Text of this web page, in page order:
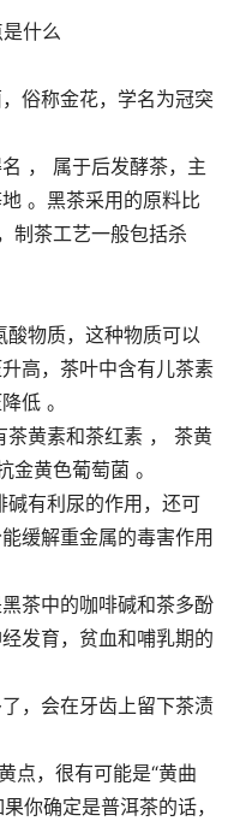
俗称金花，学名为冠突
， 属于后发酵茶，主
。黑茶采用的原料比
制茶工艺一般包括杀
物质，这种物质可以
高，茶叶中含有儿茶素
低 。
茶黄素和茶红素 ， 茶黄
黄色葡萄菌 。
有利尿的作用，还可
缓解重金属的毒害作用
茶中的咖啡碱和茶多酚
发育，贫血和哺乳期的
，会在牙齿上留下茶渍
点，很有可能是“黄曲
你确定是普洱茶的话，